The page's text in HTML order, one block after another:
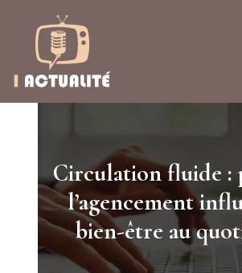
Circulation fluide :
l’agencement
bien-être au